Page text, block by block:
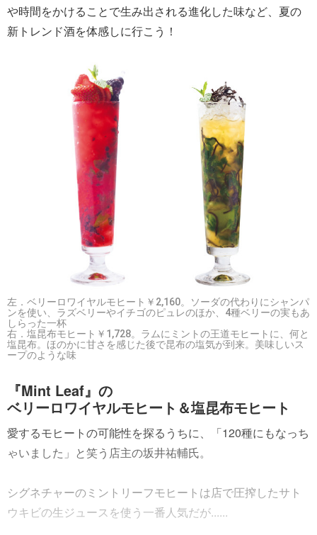
や時間をかけることで生み出される進化した味など、夏の
新トレンド酒を体感しに行こう！
左．ベリーロワイヤルモヒート￥2,160。ソーダの代わりにシャンパ
ンを使い、ラズベリーやイチゴのピュレのほか、4種ベリーの実もあ
しらった一杯
右．塩昆布モヒート￥1,728。ラムにミントの王道モヒートに、何と
塩昆布。ほのかに甘さを感じた後で昆布の塩気が到来。美味しいス
ープのような味
『Mint Leaf』の
ベリーロワイヤルモヒート＆塩昆布モヒート
愛するモヒートの可能性を探るうちに、「120種にもなっち
ゃいました」と笑う店主の坂井祐輔氏。
シグネチャーのミントリーフモヒートは店で圧搾したサト
ウキビの生ジュースを使う一番人気だが......